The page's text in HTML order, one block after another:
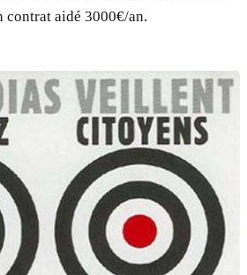
contrat aidé 3000€/an.